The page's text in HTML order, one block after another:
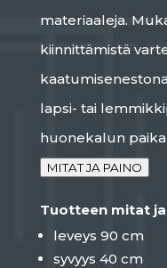
materiaaleja.
kiinnittämistä
lapsi- tai
huonekalun
MITAT JA PAINO
Tuotteen mitat
leveys 90 cm
syvyys 40 cm